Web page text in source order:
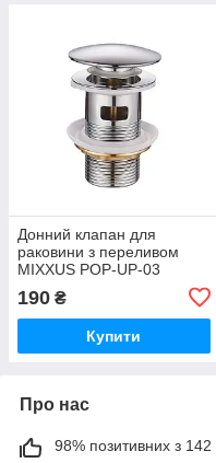
Донний клапан для
раковини з переливом
MIXXUS POP-UP-03
автоматичний (Click-Clack)
(Колір хром) 1 1/4''
(MI6135)
190 ₴
Купити
Про нас
98% позитивних з 142